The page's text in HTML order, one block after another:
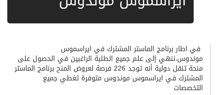
في اطار برنامج الماستر المشترك في ايراسموس
موندوس،ننهي إلى علم جميع الطلبة الراغبين في الحصول على
منحة تنقل دولية أنه توجد 226 فرصة لعروض المنح برنامج الماستر
المشترك في ايراسموس موندوس متوفرة تغطي جميع
التخصصات